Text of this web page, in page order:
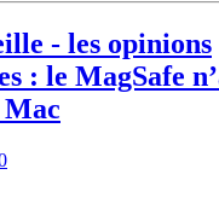
- les opinions
: le MagSafe